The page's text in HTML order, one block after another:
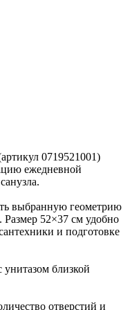
0719521001)
ежедневной
выбранную геометрию
52×37 см удобно
и подготовке
унитазом близкой
отверстий и